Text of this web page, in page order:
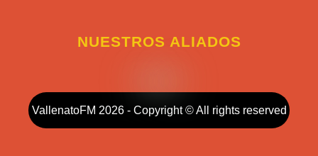
NUESTROS ALIADOS
VallenatoFM 2026 - Copyright © All rights reserved